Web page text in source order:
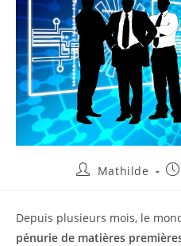
Mathilde
Depuis plusieurs mois, le
pénurie de matières